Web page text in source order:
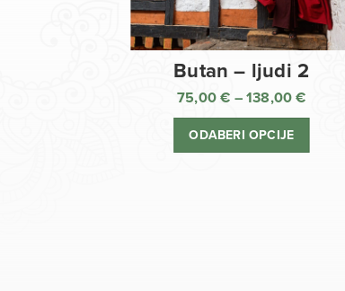
Butan – ljudi 2
75,00€ – 138,00€
ODABERI OPCIJE